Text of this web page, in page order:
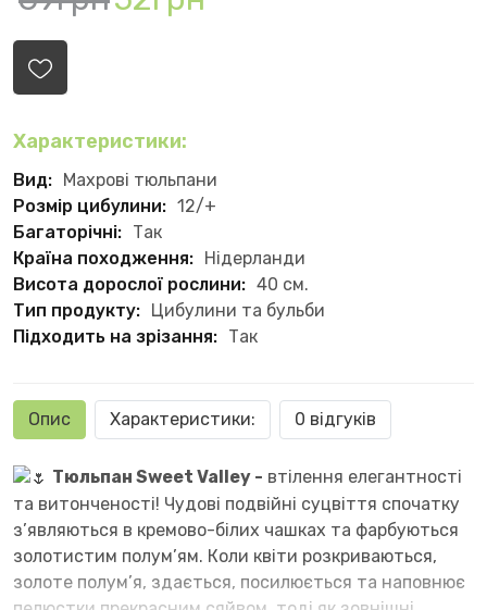
Характеристики:
Вид: Махрові тюльпани
Розмір цибулини: 12/+
Багаторічні: Так
Країна походження: Нідерланди
Висота дорослої рослини: 40 см.
Тип продукту: Цибулини та бульби
Підходить на зрізання: Так
Опис Характеристики: 0 відгуків
Тюльпан Sweet Valley - втілення елегантності
та витонченості! Чудові подвійні суцвіття спочатку
з’являються в кремово-білих чашках та фарбуються
золотистим полум’ям. Коли квіти розкриваються,
золоте полум’я, здається, посилюється та наповнює